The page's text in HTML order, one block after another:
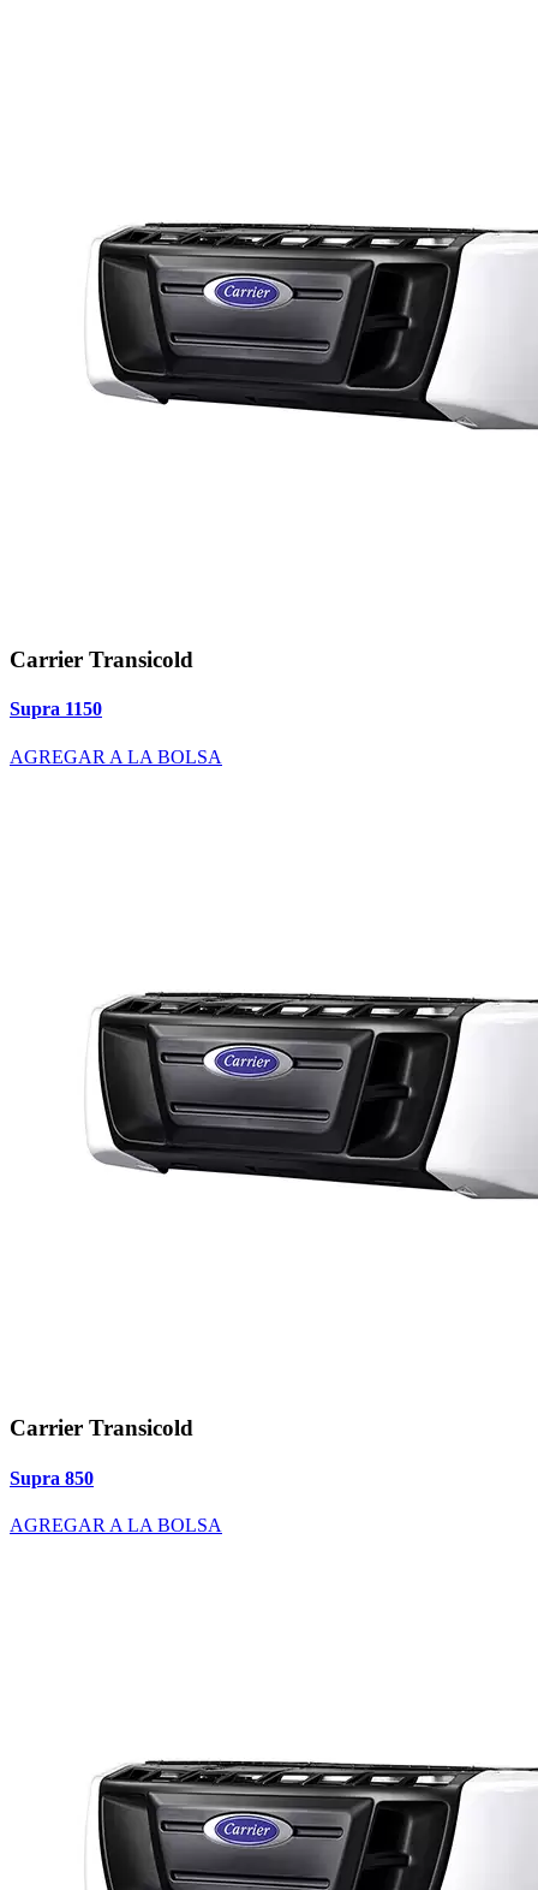
Carrier Transicold
Supra 1150
AGREGAR A LA BOLSA
Carrier Transicold
Supra 850
AGREGAR A LA BOLSA